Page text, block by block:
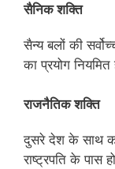
सैनिक शक्ति
सैन्य बलों की
का प्रयोग नियमित
राजनैतिक शक्‍ति
दुसरे देश के साथ
राष्ट्रपति के पास